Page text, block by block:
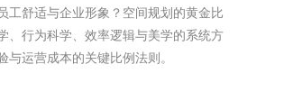
工舒适与企业形象？空间规划的黄金比
、行为科学、效率逻辑与美学的系统方
运营成本的关键比例法则。